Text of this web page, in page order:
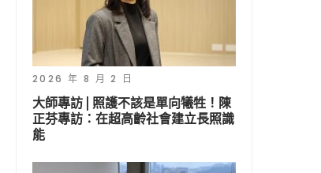
2026 年 8 月 2 日
大師專訪 | 照護不該是單向犧牲！陳
正芬專訪：在超高齡社會建立長照識
能